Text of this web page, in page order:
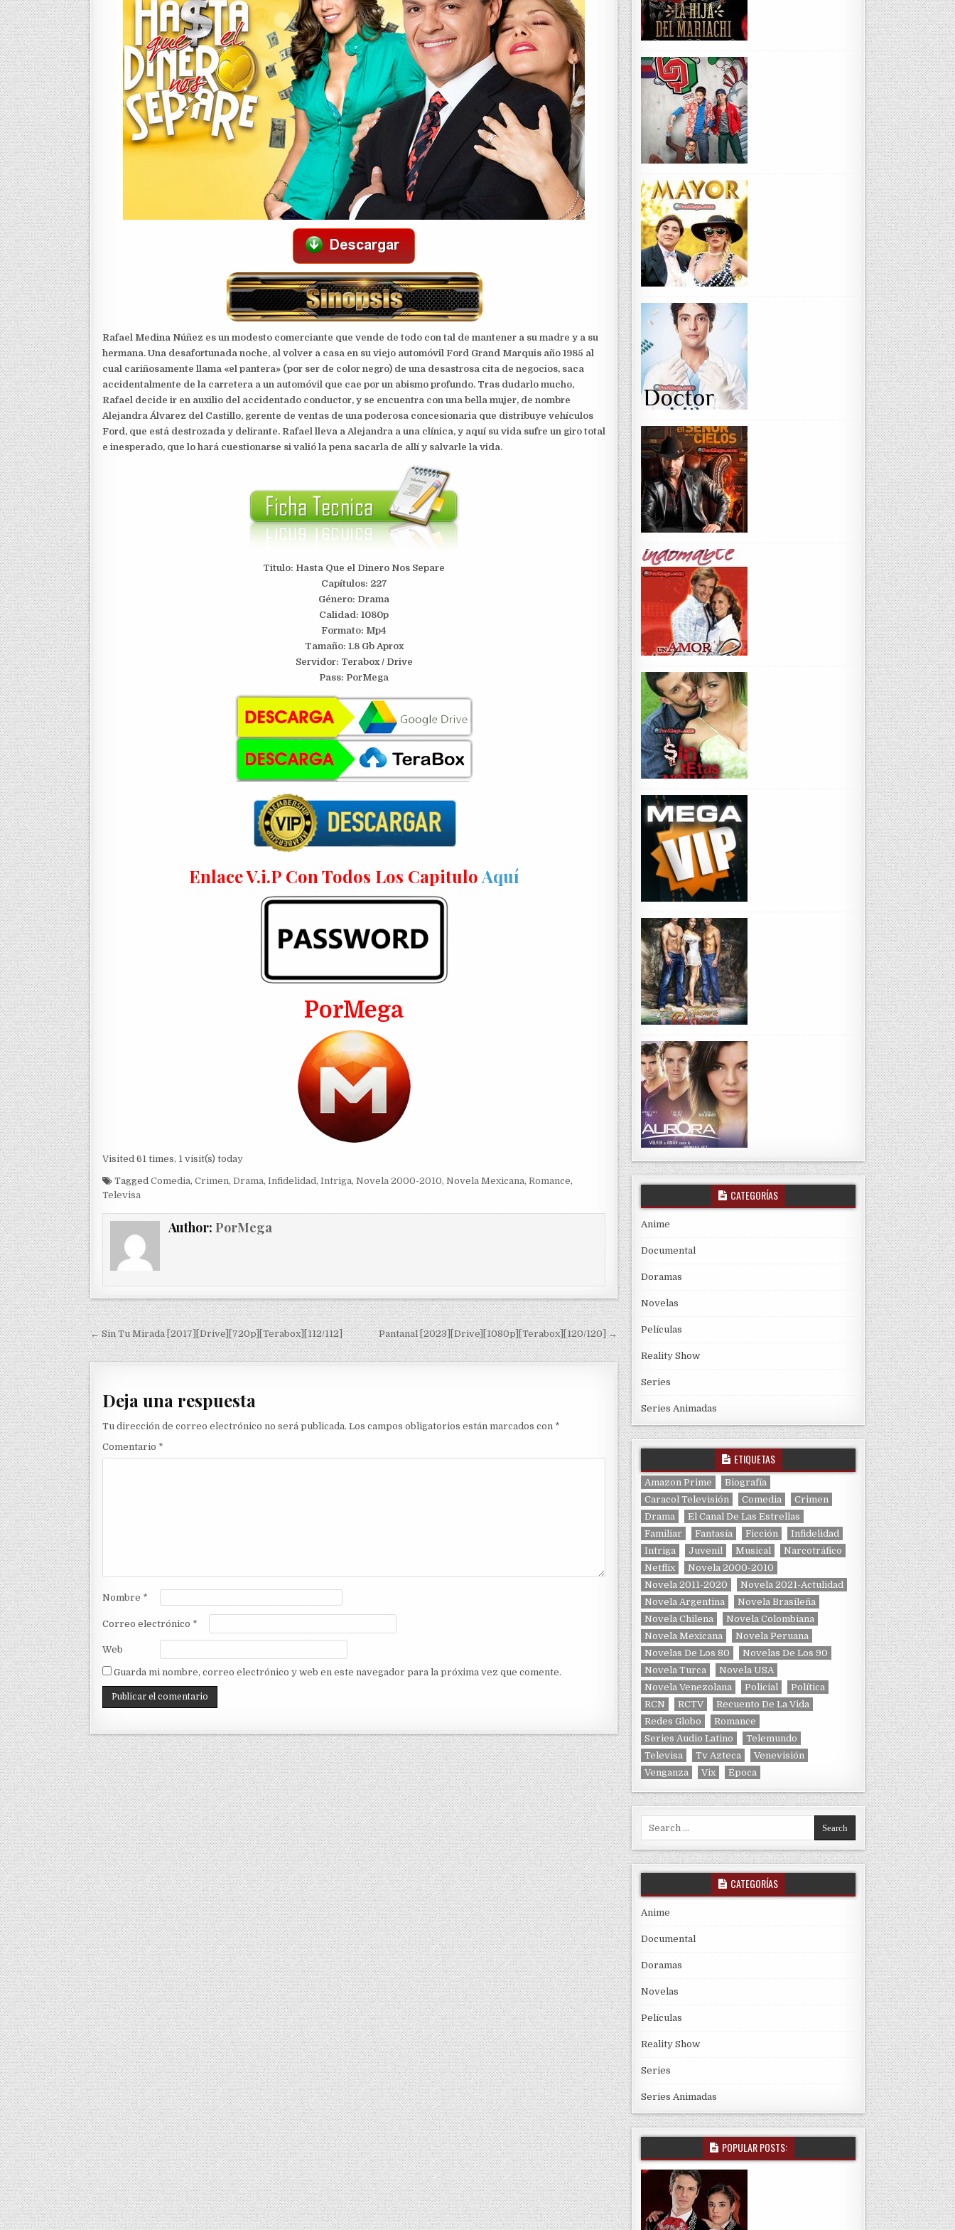
Rafael Medina Núñez es un modesto comerciante que vende de todo con tal de mantener a su madre y a su
hermana. Una desafortunada noche, al volver a casa en su viejo automóvil Ford Grand Marquis año 1985 al
cual cariñosamente llama «el pantera» (por ser de color negro) de una desastrosa cita de negocios, saca
accidentalmente de la carretera a un automóvil que cae por un abismo profundo. Tras dudarlo mucho,
Rafael decide ir en auxilio del accidentado conductor, y se encuentra con una bella mujer, de nombre
Alejandra Álvarez del Castillo, gerente de ventas de una poderosa concesionaria que distribuye vehículos
Ford, que está destrozada y delirante. Rafael lleva a Alejandra a una clínica, y aquí su vida sufre un giro total
e inesperado, que lo hará cuestionarse si valió la pena sacarla de allí y salvarle la vida.
Titulo: Hasta Que el Dinero Nos Separe
Capítulos: 227
Género: Drama
Calidad: 1080p
Formato: Mp4
Tamaño: 1.8 Gb Aprox
Servidor: Terabox / Drive
Pass: PorMega
Enlace V.i.P Con Todos Los Capitulo Aquí
PorMega
Visited 61 times, 1 visit(s) today
Tagged Comedia, Crimen, Drama, Infidelidad, Intriga, Novela 2000-2010, Novela Mexicana, Romance,
Televisa
Author: PorMega
Navegación de entradas
← Sin Tu Mirada [2017][Drive][720p][Terabox][112/112] Pantanal [2023][Drive][1080p][Terabox][120/120] →
Deja una respuesta
Tu dirección de correo electrónico no será publicada. Los campos obligatorios están marcados con *
Comentario *
Nombre *
Correo electrónico *
Web
Guarda mi nombre, correo electrónico y web en este navegador para la próxima vez que comente.
CATEGORÍAS
Anime
Documental
Doramas
Novelas
Películas
Reality Show
Series
Series Animadas
ETIQUETAS
Amazon Prime
Biografía
Caracol Televisión
Comedia
Crimen
Drama
El Canal De Las Estrellas
Familiar
Fantasía Ficción
Infidelidad
Intriga
Juvenil Musical
Narcotráfico
Netflix
Novela 2000-2010
Novela 2011-2020
Novela 2021-Actulidad
Novela Argentina
Novela Brasileña
Novela Chilena
Novela Colombiana
Novela Mexicana
Novela Peruana
Novelas De Los 80
Novelas De Los 90
Novela Turca
Novela USA
Novela Venezolana
Policial
Política
RCN
RCTV
Recuento De La Vida
Redes Globo
Romance
Series Audio Latino
Telemundo
Televisa
Tv Azteca
Venevisión
Venganza
Vix Época
Search for:
CATEGORÍAS
Anime
Documental
Doramas
Novelas
Películas
Reality Show
Series
Series Animadas
POPULAR POSTS: